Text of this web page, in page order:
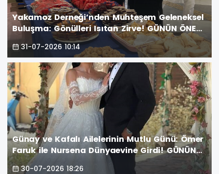
Yakamoz Derneği’nden Muhteşem Geleneksel
Buluşma: Gönülleri Isıtan Zirve! GÜNÜN ÖNE
ÇIKAN FOTOĞRAF KARELERİ
31-07-2026 10:14
Günay ve Kafalı Ailelerinin Mutlu Günü: Ömer
Faruk ile Nursena Dünyaevine Girdi! GÜNÜN
ÖNE ÇIKAN FOTOĞRAF KARELERİ
30-07-2026 18:26